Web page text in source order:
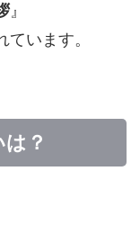
』
います。
？